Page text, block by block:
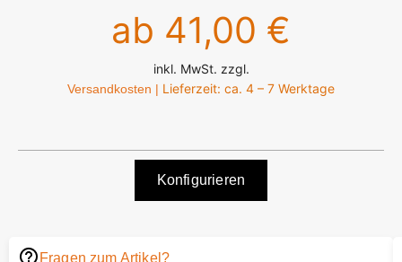
ab 41,00 €
inkl. MwSt. zzgl.
Versandkosten | Lieferzeit: ca. 4 – 7 Werktage
Konfigurieren
Fragen zum Artikel?